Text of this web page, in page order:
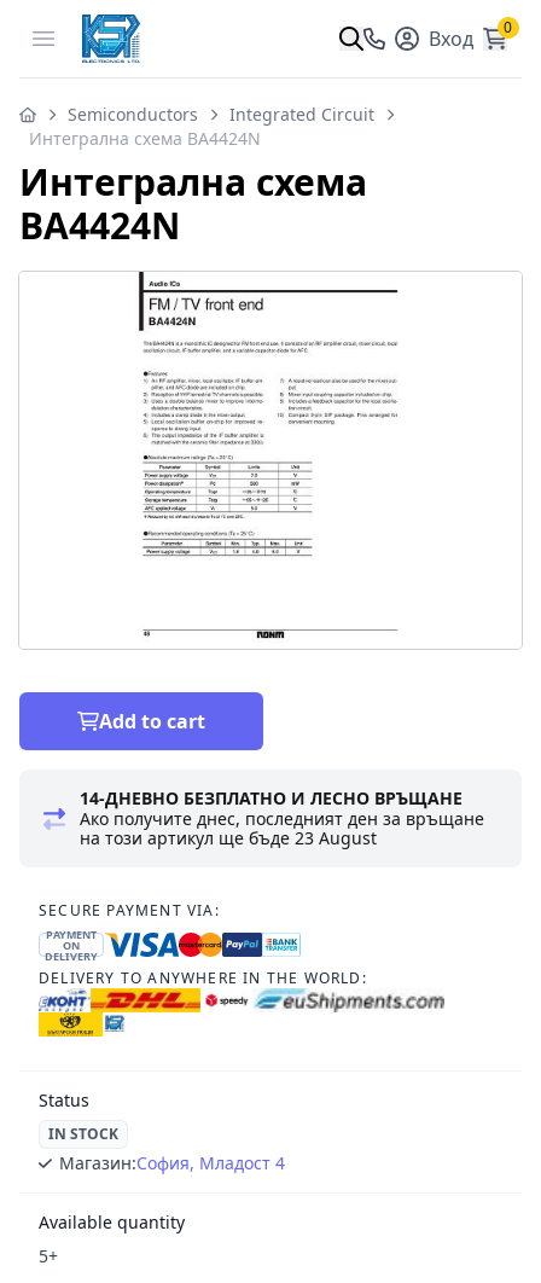
Open menu Вход 0
Semiconductors
Integrated Circuit
Интегрална схема BA4424N
Интегрална схема
BA4424N
Add to cart
14-ДНЕВНО БЕЗПЛАТНО И ЛЕСНО ВРЪЩАНЕ
Ако получите днес, последният ден за връщане
на този артикул ще бъде23 August
SECURE PAYMENT VIA:
PAYMENT
ON
DELIVERY
DELIVERY TO ANYWHERE IN THE WORLD:
Status
IN STOCK
Магазин:София, Младост 4
Available quantity
5+